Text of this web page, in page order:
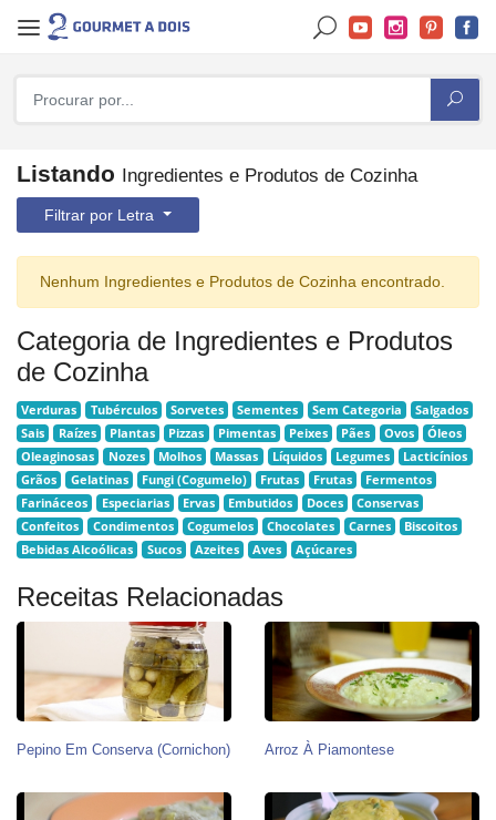
Listando Ingredientes e Produtos de Cozinha
Filtrar por Letra
Nenhum Ingredientes e Produtos de Cozinha encontrado.
Categoria de Ingredientes e Produtos
de Cozinha
Verduras Tubérculos Sorvetes Sementes Sem Categoria
Salgados
Sais
Raízes Plantas Pizzas Pimentas Peixes Pães Ovos
Óleos
Oleaginosas
Nozes Molhos Massas Líquidos Legumes
Lacticínios
Grãos
Gelatinas Fungi (Cogumelo) Frutas Frutas
Fermentos
Farináceos
Especiarias Ervas Embutidos Doces
Conservas
Confeitos
Condimentos Cogumelos Chocolates Carnes
Biscoitos
Bebidas Alcoólicas
Sucos Azeites Aves Açúcares
Receitas Relacionadas
Pepino Em Conserva (Cornichon) Arroz À Piamontese